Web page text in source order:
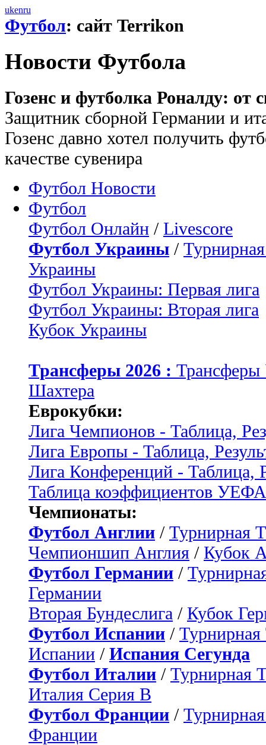
ukenru
Футбол: сайт Terrikon
Новости Футбола
Гозенс и футболка Роналду: от
Защитник сборной Германии и
Гозенс давно хотел получить
качестве сувенира
Футбол Новости
Футбол
Футбол Онлайн / Livescore
Футбол Украины /
Украины
Футбол Украины: Первая лига
Футбол Украины: Вторая лига
Кубок Украины
Трансферы 2026 :
Шахтера
Еврокубки:
Лига Чемпионов - Таблица,
Лига Европы - Таблица,
Лига Конференций - Таблица,
Таблица коэффициентов УЕФА
Чемпионаты:
Футбол Англии / Турнирная
Чемпионшип Англия / Кубок
Футбол Германии /
Германии
Вторая Бундеслига / Кубок
Футбол Испании / Турнирная
Испании / Испания Сегунда
Футбол Италии / Турнирная
Италия Серия B
Футбол Франции /
Франции